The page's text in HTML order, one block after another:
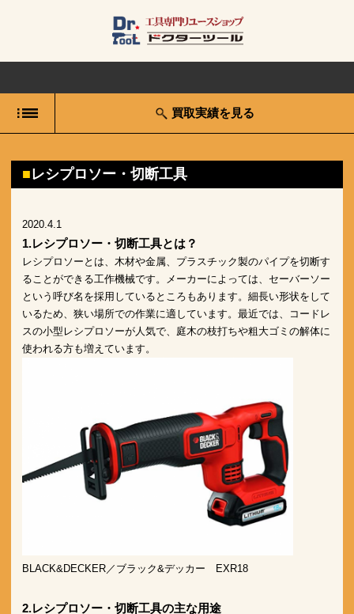
買取実績を見る
レシプロソー・切断工具
2020.4.1
1.レシプロソー・切断工具とは？
レシプロソーとは、木材や金属、プラスチック製のパイプを切断す
ることができる工作機械です。メーカーによっては、セーバーソー
という呼び名を採用しているところもあります。細長い形状をして
いるため、狭い場所での作業に適しています。最近では、コードレ
スの小型レシプロソーが人気で、庭木の枝打ちや粗大ゴミの解体に
使われる方も増えています。
BLACK&DECKER／ブラック&デッカー EXR18
2.レシプロソー・切断工具の主な用途